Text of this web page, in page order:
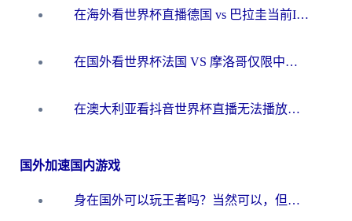
在海外看世界杯直播德国 vs 巴拉圭当前IP受限制？这篇指南帮你轻松解决地区限制
在国外看世界杯法国 VS 摩洛哥仅限中国大陆？别让地域限制拦下你的欢呼
在澳大利亚看抖音世界杯直播无法播放？海外党体育观赛终极指南来了！
国外加速国内游戏
身在国外可以玩王者吗？当然可以，但你需要这份“加速”指南